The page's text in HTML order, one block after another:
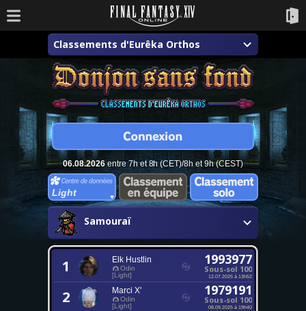
Classements d'Eurêka Orthos
06.08.2026entre 7h et 8h (CET)/8h et 9h (CEST)
Light
Samouraï
1 Elk Hustlin
Odin
[Light]
1993977
Sous-sol 100
12.07.2025 à 13h52
2 Marci X'
Odin
[Light]
1979191
Sous-sol 100
08.09.2025 à 19h40